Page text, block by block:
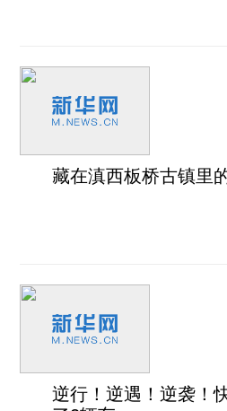
藏在滇西板桥古镇里
逆行！逆遇！逆袭！